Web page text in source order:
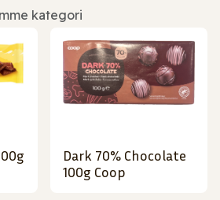
kategori
Dark 70% Chocolate
100g Coop